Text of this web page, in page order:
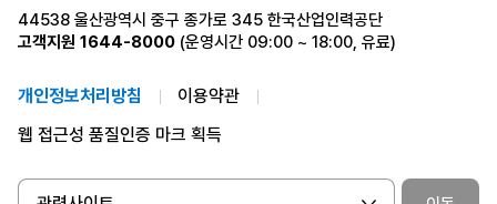
44538 울산광역시 중구 종가로 345 한국산업인력공단
고객지원 1644-8000 (운영시간 09:00 ~ 18:00, 유료)
개인정보처리방침
이용약관
웹 접근성 품질인증 마크 획득